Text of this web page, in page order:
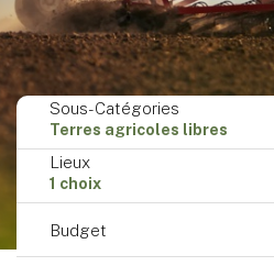
Sous-Catégories
Terres agricoles libres
Lieux
1 choix
Budget